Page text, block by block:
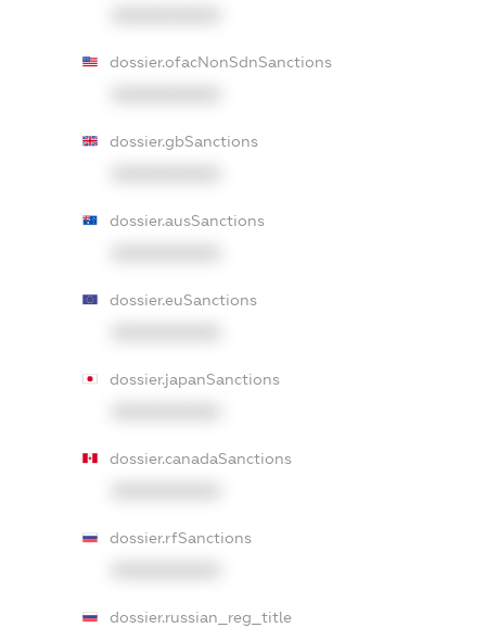
dossier.ofacNonSdnSanctions
dossier.gbSanctions
dossier.ausSanctions
dossier.euSanctions
dossier.japanSanctions
dossier.canadaSanctions
dossier.rfSanctions
dossier.russian_reg_title